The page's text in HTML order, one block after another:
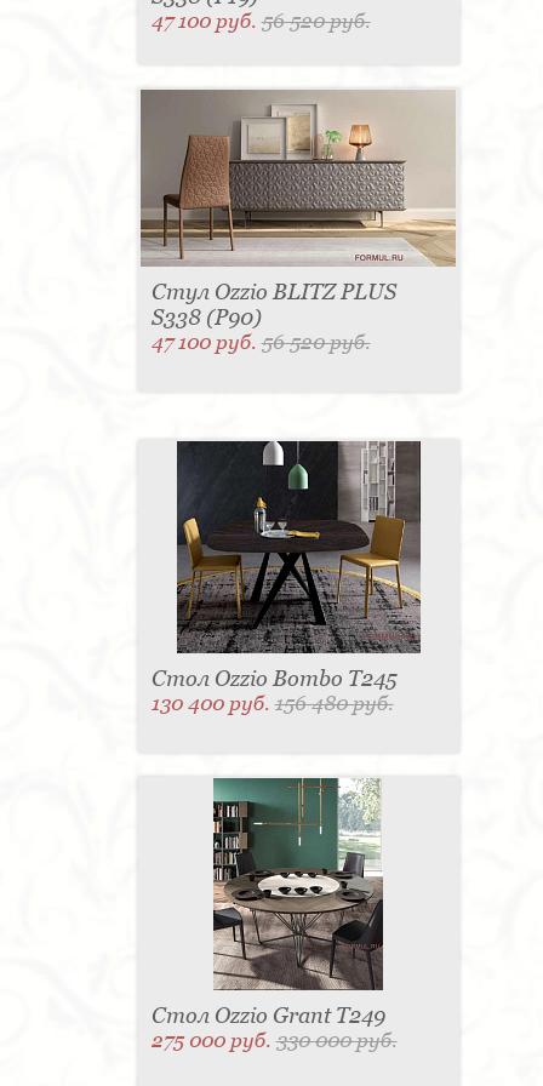
47 100 руб.56 520 руб.
Стул Ozzio BLITZ PLUS
S338 (P90)
47 100 руб.56 520 руб.
Стол Ozzio Bombo T245
130 400 руб.156 480 руб.
Стол Ozzio Grant T249
275 000 руб.330 000 руб.